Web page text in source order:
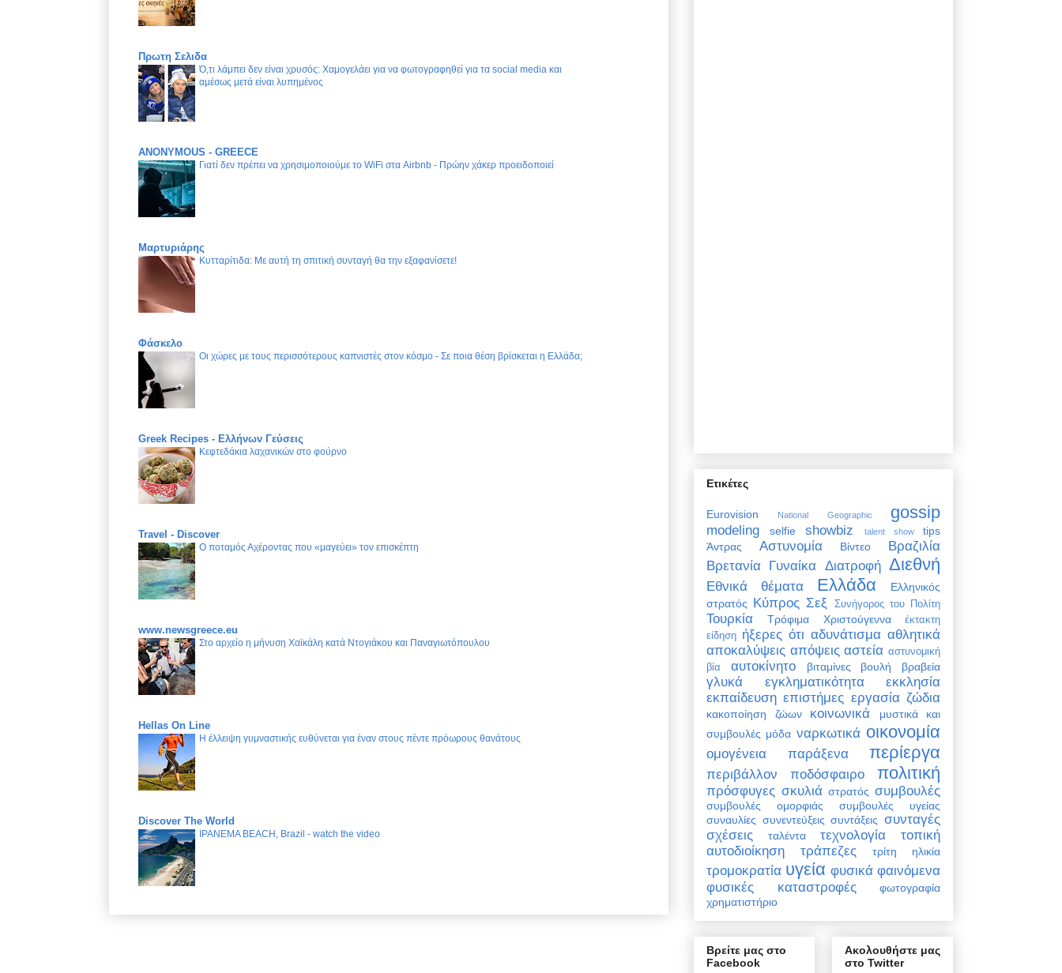
Πρωτη Σελιδα
Ό,τι λάμπει δεν είναι χρυσός: Χαμογελάει για να φωτογραφηθεί για τα social media και
αμέσως μετά είναι λυπημένος
ANONYMOUS - GREECE
Γιατί δεν πρέπει να χρησιμοποιούμε το WiFi στα Airbnb - Πρώην χάκερ προειδοποιεί
Μαρτυριάρης
Κυτταρίτιδα: Με αυτή τη σπιτική συνταγή θα την εξαφανίσετε!
Φάσκελο
Οι χώρες με τους περισσότερους καπνιστές στον κόσμο - Σε ποια θέση βρίσκεται η Ελλάδα;
Greek Recipes - Ελλήνων Γεύσεις
Κεφτεδάκια λαχανικών στο φούρνο
Travel - Discover
Ο ποταμός Αχέροντας που «μαγεύει» τον επισκέπτη
www.newsgreece.eu
Στο αρχείο η μήνυση Χαϊκάλη κατά Ντογιάκου και Παναγιωτόπουλου
Hellas On Line
Η έλλειψη γυμναστικής ευθύνεται για έναν στους πέντε πρόωρους θανάτους
Discover The World
IPANEMA BEACH, Brazil - watch the video
Ετικέτες
Eurovision National Geographic gossip
modeling selfie showbiz talent show
tips
Άντρας
Αστυνομία Βίντεο
Βραζιλία
Βρετανία Γυναίκα Διατροφή Διεθνή
Εθνικά θέματα Ελλάδα
Ελληνικός
στρατός Κύπρος Σεξ Συνήγορος του Πολίτη
Τουρκία Τρόφιμα Χριστούγεννα
έκτακτη
είδηση ήξερες ότι αδυνάτισμα αθλητικά
αποκαλύψεις απόψεις αστεία αστυνομική
βία
αυτοκίνητο βιταμίνες βουλή βραβεία
γλυκά εγκληματικότητα
εκκλησία
εκπαίδευση επιστήμες εργασία ζώδια
κακοποίηση ζώων κοινωνικά
μυστικά και
συμβουλές μόδα ναρκωτικά οικονομία
ομογένεια παράξενα περίεργα
περιβάλλον ποδόσφαιρο πολιτική
πρόσφυγες σκυλιά στρατός συμβουλές
συμβουλές ομορφιάς
συμβουλές υγείας
συναυλίες συνεντεύξεις συντάξεις συνταγές
σχέσεις
ταλέντα τεχνολογία
τοπική
αυτοδιοίκηση
τράπεζες τρίτη ηλικία
τρομοκρατία υγεία φυσικά φαινόμενα
φυσικές καταστροφές
φωτογραφία
χρηματιστήριο
Βρείτε μας στο
Facebook
Ακολουθήστε μας
στο Twitter